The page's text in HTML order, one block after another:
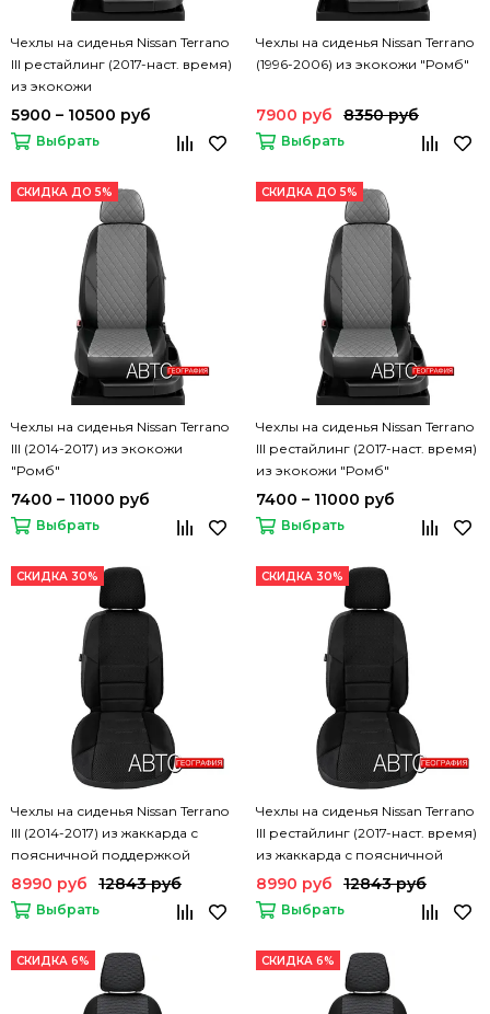
Чехлы на сиденья Nissan Terrano
III рестайлинг (2017-наст. время)
из экокожи
5900 – 10500 руб
Выбрать
Чехлы на сиденья Nissan Terrano
(1996-2006) из экокожи "Ромб"
7900 руб 8350 руб
Выбрать
СКИДКА ДО 5%
Чехлы на сиденья Nissan Terrano
III (2014-2017) из экокожи
"Ромб"
7400 – 11000 руб
Выбрать
СКИДКА ДО 5%
Чехлы на сиденья Nissan Terrano
III рестайлинг (2017-наст. время)
из экокожи "Ромб"
7400 – 11000 руб
Выбрать
СКИДКА 30%
Чехлы на сиденья Nissan Terrano
III (2014-2017) из жаккарда с
поясничной поддержкой
8990 руб 12843 руб
Выбрать
СКИДКА 30%
Чехлы на сиденья Nissan Terrano
III рестайлинг (2017-наст. время)
из жаккарда с поясничной
поддержкой
8990 руб 12843 руб
Выбрать
СКИДКА 6% СКИДКА 6%